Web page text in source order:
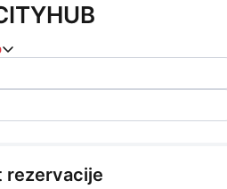
rezervacije